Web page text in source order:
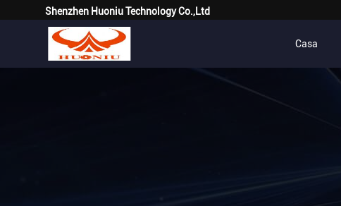
Shenzhen Huoniu Technology Co.,Ltd
Casa